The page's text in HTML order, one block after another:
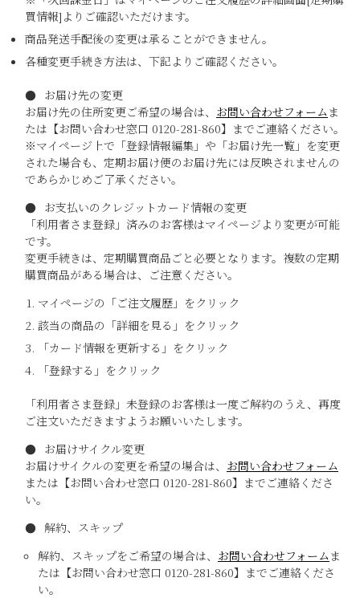
買情報]よりご確認いただけます。
商品発送手配後の変更は承ることができません。
各種変更手続き方法は、下記よりご確認ください。
お届け先の変更
お届け先の住所変更ご希望の場合は、 お問い合わせフォームま
たは【お問い合わせ窓口 0120-281-860】までご連絡ください。
※マイページ上で「登録情報編集」や「お届け先一覧」を変更
された場合も、定期お届け便のお届け先には反映されませんの
であらかじめご了承ください。
お支払いのクレジットカード情報の変更
「利用者さま登録」済みのお客様はマイページより変更が可能
です。
変更手続きは、定期購買商品ごと必要となります。複数の定期
購買商品がある場合は、ご注意ください。
マイページの「ご注文履歴」をクリック
該当の商品の「詳細を見る」をクリック
「カード情報を更新する」をクリック
「登録する」をクリック
「利用者さま登録」未登録のお客様は一度ご解約のうえ、再度
ご注文いただきますようお願いいたします。
お届けサイクル変更
お届けサイクルの変更を希望の場合は、 お問い合わせフォーム
または【お問い合わせ窓口 0120-281-860】までご連絡くださ
い。
解約、スキップ
解約、スキップをご希望の場合は、 お問い合わせフォームま
たは【お問い合わせ窓口 0120-281-860】までご連絡くださ
い。